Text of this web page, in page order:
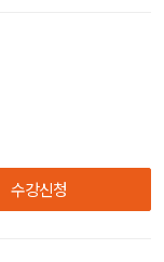
수강신청